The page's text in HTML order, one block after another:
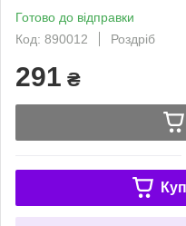
Готово до відправки
Код: 890012
Роздріб
291 ₴